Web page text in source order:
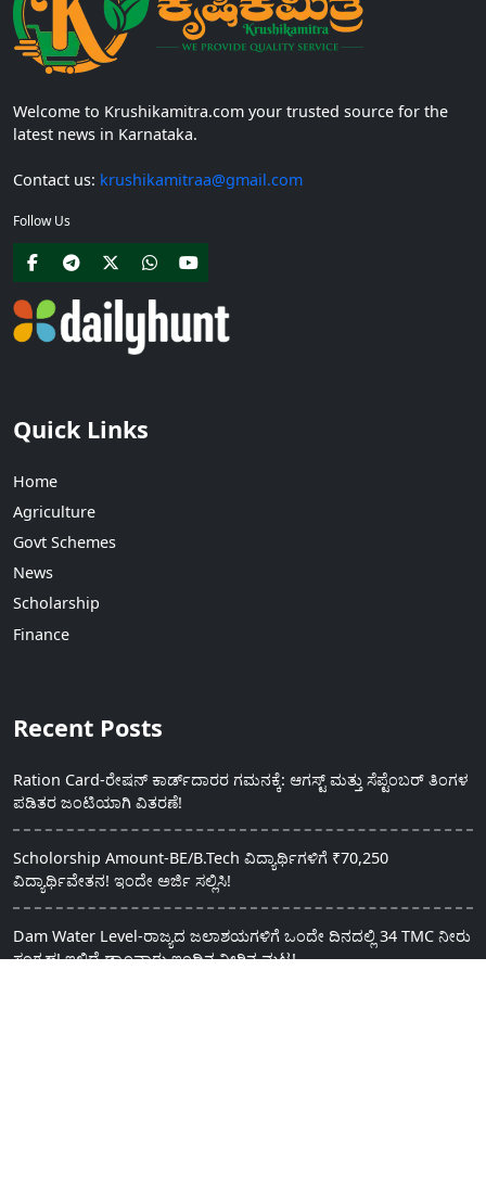
Welcome to Krushikamitra.com your trusted source for the
latest news in Karnataka.
Contact us: krushikamitraa@gmail.com
Follow Us
Quick Links
Home
Agriculture
Govt Schemes
News
Scholarship
Finance
Recent Posts
Ration Card-ರೇಷನ್ ಕಾರ್ಡ್‍ದಾರರ ಗಮನಕ್ಕೆ: ಆಗಸ್ಟ್ ಮತ್ತು ಸೆಪ್ಟೆಂಬರ್ ತಿಂಗಳ
ಪಡಿತರ ಜಂಟಿಯಾಗಿ ವಿತರಣೆ!
Scholorship Amount-BE/B.Tech ವಿದ್ಯಾರ್ಥಿಗಳಿಗೆ ₹70,250
ವಿದ್ಯಾರ್ಥಿವೇತನ! ಇಂದೇ ಅರ್ಜಿ ಸಲ್ಲಿಸಿ!
Dam Water Level-ರಾಜ್ಯದ ಜಲಾಶಯಗಳಿಗೆ ಒಂದೇ ದಿನದಲ್ಲಿ 34 TMC ನೀರು
ಸಂಗ್ರಹ! ಇಲ್ಲಿದೆ ಡ್ಯಾಂವಾರು ಇಂದಿನ ನೀರಿನ ಮಟ್ಟ!